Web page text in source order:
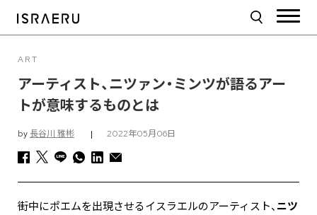
ART
アーティスト、ニツァン・ミンツが語るアー
トが意味するものとは
by 長谷川 雅彬 | 2022年05月06日
街中にポエムを出現させるイスラエルのアーティスト、 ニツ